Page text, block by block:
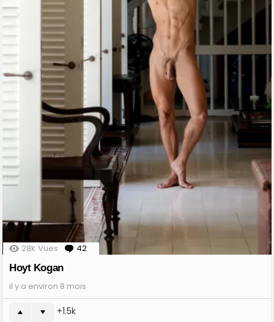
28k Vues 42
Comments
Hoyt Kogan
il y a environ 8 mois
1.5k